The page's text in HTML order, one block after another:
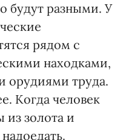
будут разными. У
рядом с
находками,
орудиями труда.
Когда человек
из золота и